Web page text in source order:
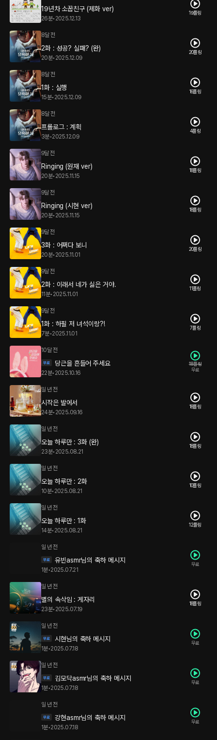
19년차 소꿉친구 (제화 ver)
26분• 2025.12.13
19플링
8달 전
2화 : 성공? 실패? (완)
20분• 2025.12.09
20플링
8달 전
1화 : 실행
15분• 2025.12.09
16플링
8달 전
프롤로그 : 계획
3분•2025.12.09
4플링
9달 전
Ringing (원재 ver)
20분• 2025.11.15
18플링
9달 전
Ringing (시현 ver)
20분• 2025.11.15
18플링
9달 전
3화 : 어쩌다 보니
20분• 2025.11.01
20플링
9달 전
2화 : 이래서 네가 싫은 거야.
11분• 2025.11.01
11플링
9달 전
1화 : 하필 저 녀석이랑?!
7분•2025.11.01
7플링
10달 전
당근을 흔들어 주세요
22분• 2025.10.16
18플링
무료
일 년 전
시작은 발에서
24분• 2025.09.16
18플링
일 년 전
오늘 하루만 : 3화 (완)
23분• 2025.08.21
18플링
일 년 전
오늘 하루만 : 2화
10분• 2025.08.21
10플링
일 년 전
오늘 하루만 : 1화
14분• 2025.08.21
12플링
일 년 전
유빈asmr님의 축하 메시지
1분•2025.07.21
무료
일 년 전
별의 속삭임 : 게자리
23분• 2025.07.19
18플링
일 년 전
시현님의 축하 메시지
1분•2025.07.18
무료
일 년 전
김모닥asmr님의 축하 메시지
1분•2025.07.18
무료
일 년 전
강현asmr님의 축하 메시지
1분•2025.07.18
무료